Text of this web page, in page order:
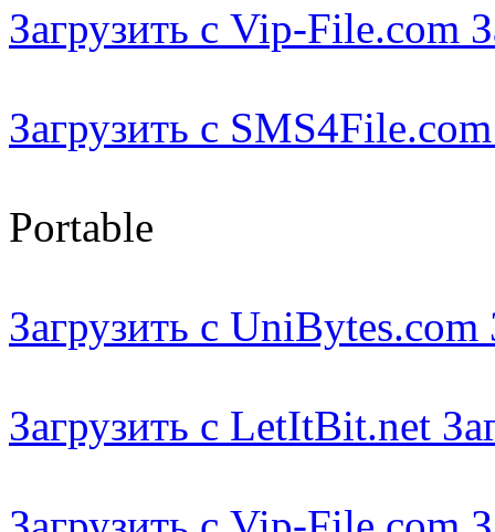
Загрузить с Vip-File.com
Загрузить с
Portable
Загрузить с
Загрузить с LetItBit.net